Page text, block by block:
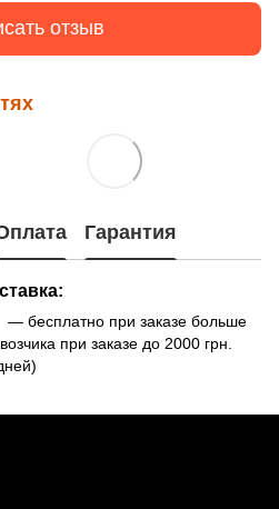
отзыв
Гарантия
бесплатно при заказе больше
при заказе до 2000 грн.